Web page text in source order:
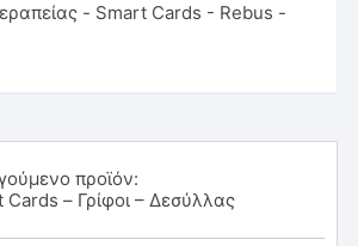
- Smart Cards - Rebus -
προϊόν:
Cards – Γρίφοι – Δεσύλλας